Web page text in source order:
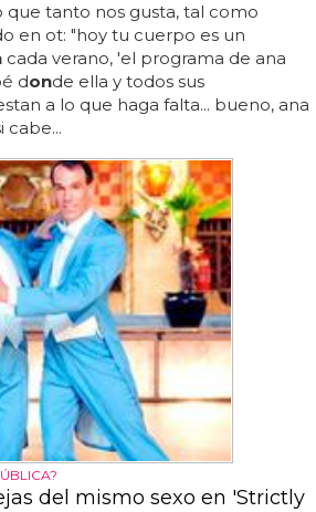
que tanto nos gusta, tal como
en ot: "hoy tu cuerpo es un
cada verano, 'el programa de ana
donde ella y todos sus
a lo que haga falta... bueno, ana
cabe...
del mismo sexo en 'Strictly